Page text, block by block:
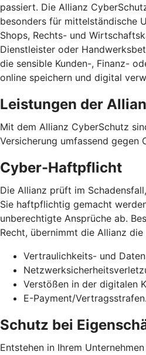
passiert. Die Allianz
besonders für mittelständische
Shops, Rechts- und
Dienstleister oder
die sensible Kunden-, Finanz-
online speichern und digital
Leistungen der
Mit dem Allianz CyberSchutz
Versicherung umfassend gegen
Cyber-Haftpflicht
Die Allianz prüft im
Sie haftpflichtig gemacht
unberechtigte Ansprüche ab.
Recht, übernimmt die Allianz die
Vertraulichkeits- und
Verstößen in der digitalen
E-Payment/Vertragsstrafen.
Schutz bei
Entstehen in Ihrem